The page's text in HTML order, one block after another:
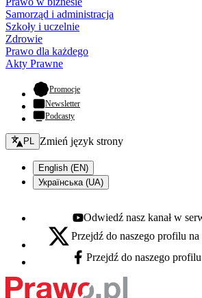
Samorząd i administracja
Szkoły i uczelnie
Zdrowie
Prawo dla każdego
Akty Prawne
Promocje- otwiera się w nowej karcie
Newsletter
Podcasty
Zmień język - bieżący:
PL Zmień język strony
English (EN)
Українська (UA)
Youtube - otwiera się w nowej karcie
Odwiedź nasz kanał w
X - otwiera się w nowej karcie
Przejdź do naszego profilu
Facebook - otwiera się w nowej karcie
Przejdź do naszego